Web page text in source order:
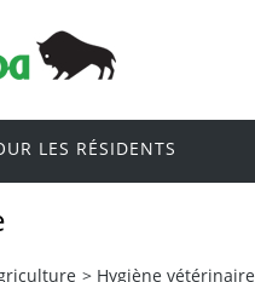
LES RÉSIDENTS
> Hygiène